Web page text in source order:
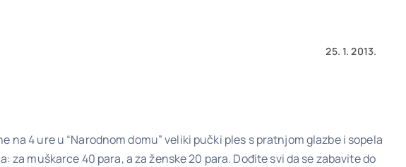
25. 1. 2013.
na 4 ure u “Narodnom domu” veliki pučki ples s pratnjom glazbe i sopela
muškarce 40 para, a za ženske 20 para. Dođite svi da se zabavite do